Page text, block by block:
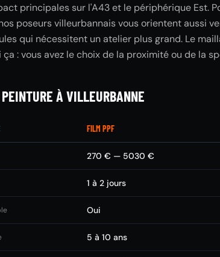
principales sur l'A43 et le périphérique Est.
nos poseurs villeurbannais vous orientent aussi
qui nécessitent un atelier plus grand. Le
ça : vous avez le choix de la proximité ou de la
À VILLEURBANNE
FILM PPF
270 € — 5030 €
1 à 2 jours
Oui
5 à 10 ans